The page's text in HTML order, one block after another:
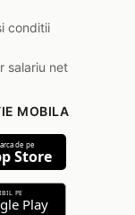
conditii
salariu net
MOBILA
de pe
Store
PE
Play